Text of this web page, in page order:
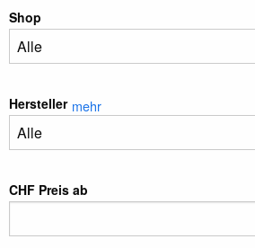
Shop
Hersteller mehr
CHF Preis ab